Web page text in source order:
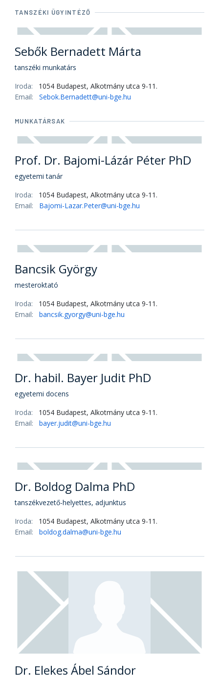
TANSZÉKI ÜGYINTÉZŐ
Sebők Bernadett Márta
tanszéki munkatárs
Iroda:
1054 Budapest, Alkotmány utca 9-11.
Email:
Sebok.Bernadett@uni-bge.hu
MUNKATÁRSAK
Prof. Dr. Bajomi-Lázár Péter PhD
egyetemi tanár
Iroda:
1054 Budapest, Alkotmány utca 9-11.
Email:
Bajomi-Lazar.Peter@uni-bge.hu
Bancsik György
mesteroktató
Iroda:
1054 Budapest, Alkotmány utca 9-11.
Email:
bancsik.gyorgy@uni-bge.hu
Dr. habil. Bayer Judit PhD
egyetemi docens
Iroda:
1054 Budapest, Alkotmány utca 9-11.
Email:
bayer.judit@uni-bge.hu
Dr. Boldog Dalma PhD
tanszékvezető-helyettes, adjunktus
1054 Budapest, Alkotmány utca 9-11.
boldog.dalma@uni-bge.hu